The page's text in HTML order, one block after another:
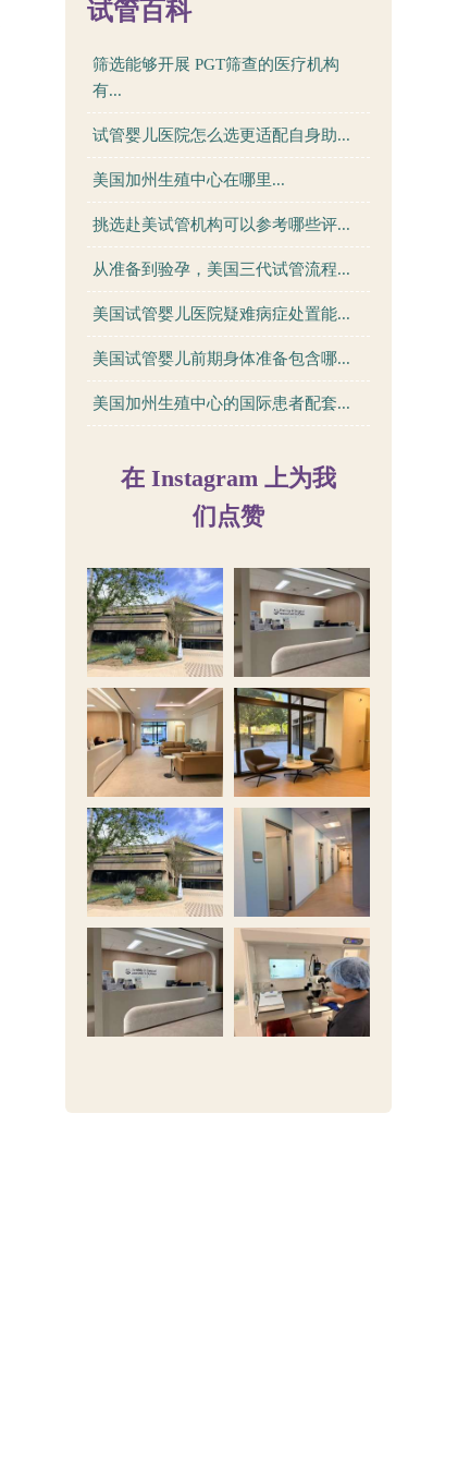
试管百科
筛选能够开展 PGT筛查的医疗机构
有...
试管婴儿医院怎么选更适配自身助...
美国加州生殖中心在哪里...
挑选赴美试管机构可以参考哪些评...
从准备到验孕，美国三代试管流程...
美国试管婴儿医院疑难病症处置能...
美国试管婴儿前期身体准备包含哪...
美国加州生殖中心的国际患者配套...
在 Instagram 上为我
们点赞